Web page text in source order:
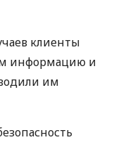
клиенты
информацию и
им